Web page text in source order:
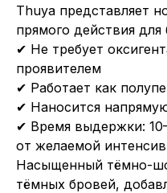
Thuya представляет
прямого действия для
✔ Не требует
проявителем
✔ Работает как
✔ Наносится
✔ Время выдержки:
от желаемой
Насыщенный тёмно-
тёмных бровей,